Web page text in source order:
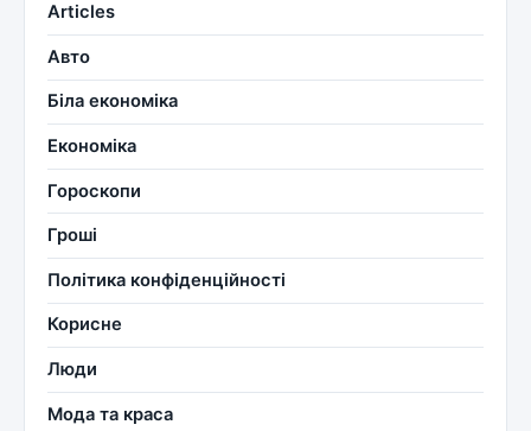
Articles
Авто
Біла економіка
Економіка
Гороскопи
Гроші
Політика конфіденційності
Корисне
Люди
Мода та краса